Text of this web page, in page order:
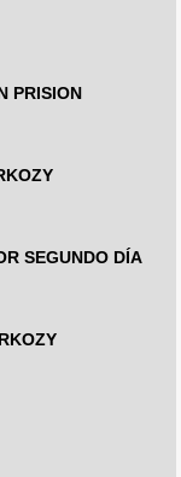
PRISION
SEGUNDO DÍA